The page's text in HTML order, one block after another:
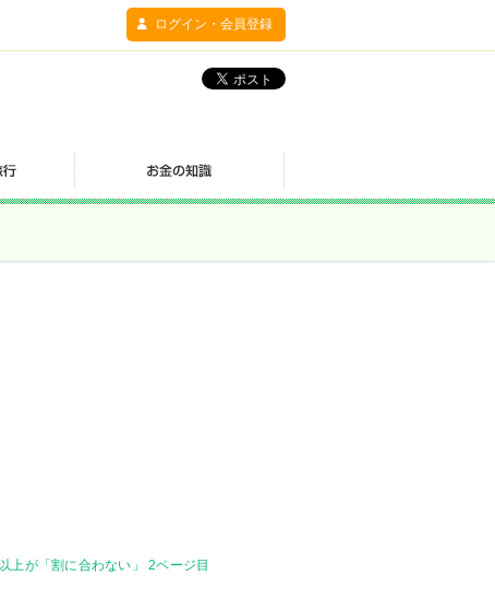
ログイン・会員登録
が「割に合わない」 2ページ目